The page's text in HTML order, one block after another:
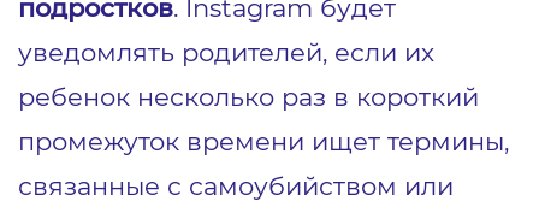
подростков. Instagram будет
уведомлять родителей, если их
ребенок несколько раз в короткий
промежуток времени ищет термины,
связанные с самоубийством или